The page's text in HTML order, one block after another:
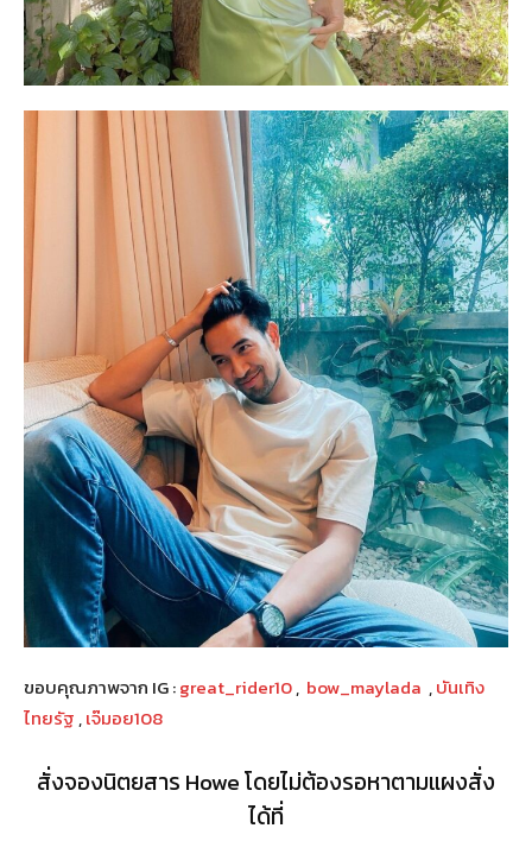
ขอบคุณภาพจาก IG :great_rider10, bow_maylada ,บันเทิง
ไทยรัฐ,เจ๊มอย108
สั่งจองนิตยสาร Howe โดยไม่ต้องรอหาตามแผงสั่ง
ได้ที่